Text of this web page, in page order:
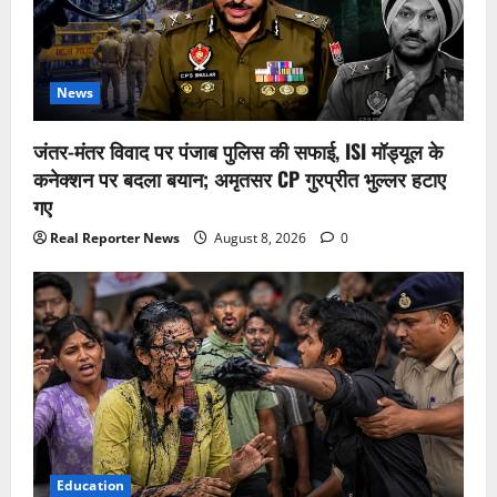
News
जंतर-मंतर विवाद पर पंजाब पुलिस की सफाई, ISI मॉड्यूल के
कनेक्शन पर बदला बयान; अमृतसर CP गुरप्रीत भुल्लर हटाए
गए
Real Reporter News August 8, 2026 0
Education